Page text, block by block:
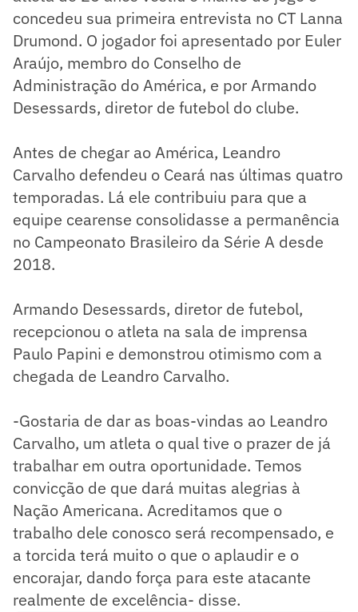
concedeu sua primeira entrevista no CT Lanna
Drumond. O jogador foi apresentado por Euler
Araújo, membro do Conselho de
Administração do América, e por Armando
Desessards, diretor de futebol do clube.
Antes de chegar ao América, Leandro
Carvalho defendeu o Ceará nas últimas quatro
temporadas. Lá ele contribuiu para que a
equipe cearense consolidasse a permanência
no Campeonato Brasileiro da Série A desde
2018.
Armando Desessards, diretor de futebol,
recepcionou o atleta na sala de imprensa
Paulo Papini e demonstrou otimismo com a
chegada de Leandro Carvalho.
-Gostaria de dar as boas-vindas ao Leandro
Carvalho, um atleta o qual tive o prazer de já
trabalhar em outra oportunidade. Temos
convicção de que dará muitas alegrias à
Nação Americana. Acreditamos que o
trabalho dele conosco será recompensado, e
a torcida terá muito o que o aplaudir e o
encorajar, dando força para este atacante
realmente de excelência- disse.